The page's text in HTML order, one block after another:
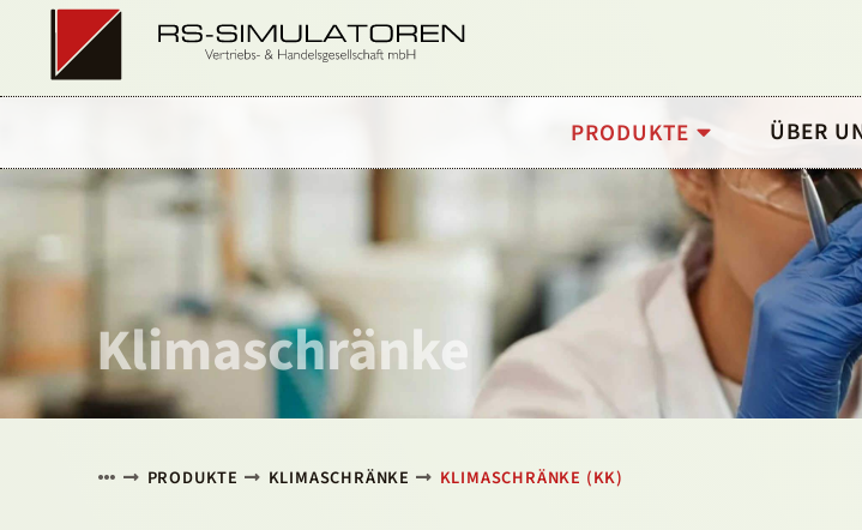
Klimaschränke
PRODUKTE KLIMASCHRÄNKE KLIMASCHRÄNKE (KK)
PRODUKTE ÜBER